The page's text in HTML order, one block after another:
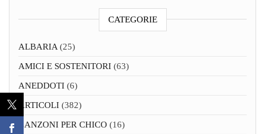
CATEGORIE
ALBARIA (25)
AMICI E SOSTENITORI (63)
ANEDDOTI (6)
ARTICOLI (382)
CANZONI PER CHICO (16)